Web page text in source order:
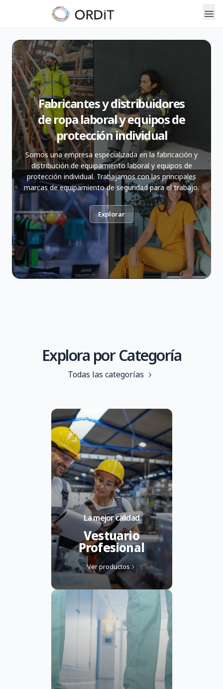
Fabricantes y distribuidores
de ropa laboral y equipos de
protección individual
Somos una empresa especializada en la fabricación y
distribución de equipamiento laboral y equipos de
protección individual. Trabajamos con las principales
marcas de equipamiento de seguridad para el trabajo.
Explorar
Explora por Categoría
Todas las categorías
La mejor calidad
Vestuario
Profesional
Ver productos